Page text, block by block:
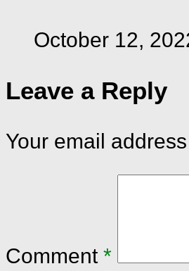
October 12,
Leave a Reply
Your email
Comment *